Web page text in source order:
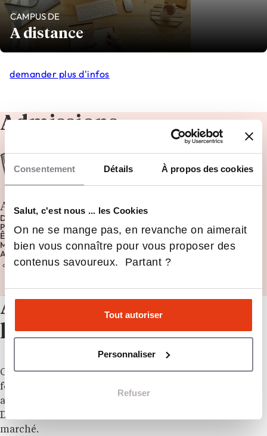
Consentement Détails À propos des cookies
Salut, c'est nous ... les Cookies
On ne se mange pas, en revanche on aimerait
bien vous connaître pour vous proposer des
contenus savoureux. Partant ?
Tout autoriser
Personnaliser
Refuser
CAMPUS DE
A distance
demander plus d'infos
Admissions
Admission toute l'année
DIPLÔME DE NIVEAU 5 (BAC + 2) OU 2 ANS D'EXPÉRIENCE
PROFESSIONNELLE
ÊTRE MOTIVÉ
MAÎTRISER EXCEL
AVOIR DE L'APPÉTENCE ANALYTIQUE
Entretien avec notre équipe admission
À propos de
l’établissement
Créé à Paris en 2020,DataBirdest un organisme de
formation qui a déjà accompagné plus de 4000
apprenants dans l’acquisition des compétences clés en
Data et en IA, en adéquation avec les besoins réels du
marché.